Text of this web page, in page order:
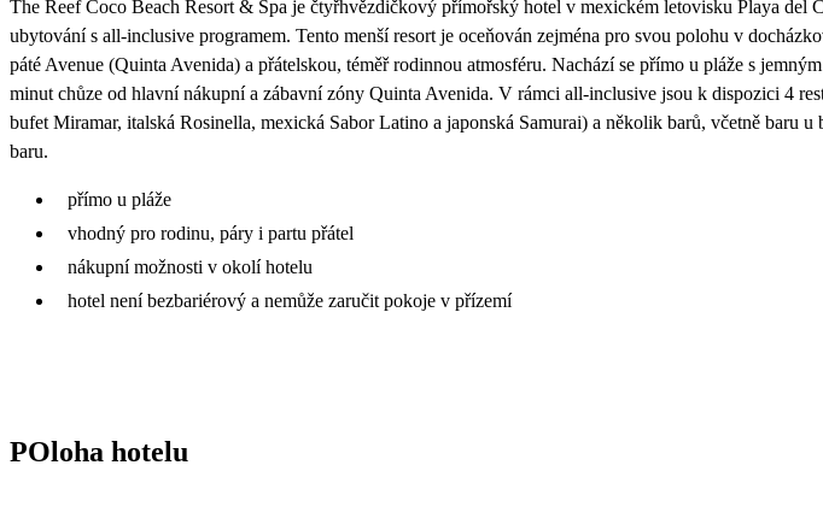
The Reef Coco Beach Resort & Spa je čtyřhvězdičkový přímořský hotel v mexickém letovisku Playa del
ubytování s all-inclusive programem. Tento menší resort je oceňován zejména pro svou polohu v
páté Avenue (Quinta Avenida) a přátelskou, téměř rodinnou atmosféru. Nachází se přímo u pláže s
minut chůze od hlavní nákupní a zábavní zóny Quinta Avenida. V rámci all-inclusive jsou k dispozici 4
bufet Miramar, italská Rosinella, mexická Sabor Latino a japonská Samurai) a několik barů, včetně baru u
baru.
přímo u pláže
vhodný pro rodinu, páry i partu přátel
nákupní možnosti v okolí hotelu
hotel není bezbariérový a nemůže zaručit pokoje v přízemí
POloha hotelu